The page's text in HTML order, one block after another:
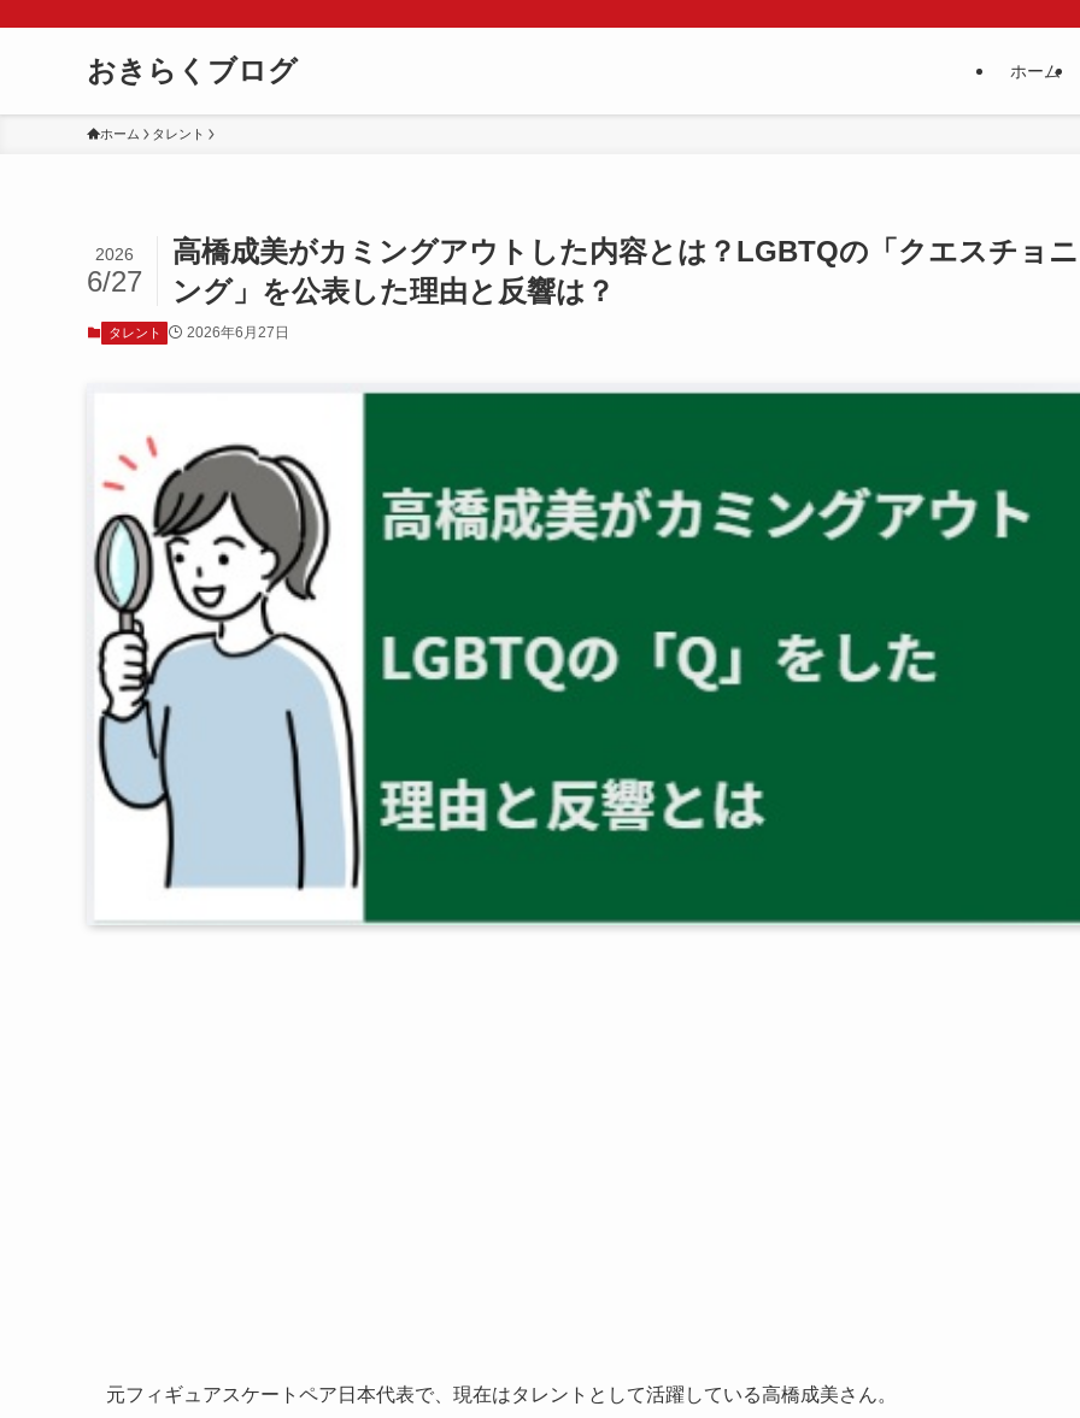
おきらくブログ ホーム
ホーム タレント
高橋成美がカミングアウトした内容とは？LGBTQの「クエスチョニ
ング」を公表した理由と反響は？
2026
6/27
タレント 2026年6月27日
元フィギュアスケートペア日本代表で、現在はタレントとして活躍している高橋成美さん。